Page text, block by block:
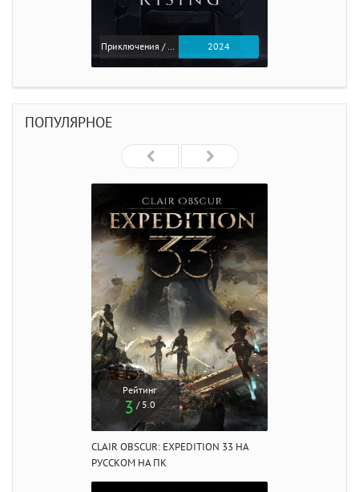
2024
ПОПУЛЯРНОЕ
Рейтинг
3 / 5.0
CLAIR OBSCUR: EXPEDITION 33 НА
РУССКОМ НА ПК